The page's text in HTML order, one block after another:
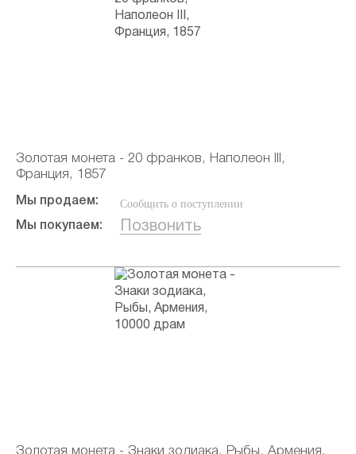
Золотая монета - 20 франков, Наполеон III,
Франция, 1857
Мы продаем: Сообщить о поступлении
Мы покупаем: Позвонить
Золотая монета - Знаки зодиака, Рыбы, Армения,